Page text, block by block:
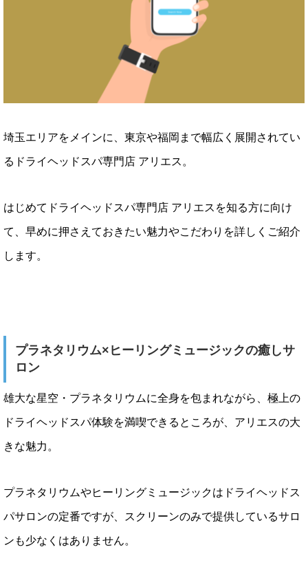
埼玉エリアをメインに、東京や福岡まで幅広く展開されてい
るドライヘッドスパ専門店 アリエス。
はじめてドライヘッドスパ専門店 アリエスを知る方に向け
て、早めに押さえておきたい魅力やこだわりを詳しくご紹介
します。
プラネタリウム×ヒーリングミュージックの癒しサ
ロン
雄大な星空・プラネタリウムに全身を包まれながら、極上の
ドライヘッドスパ体験を満喫できるところが、アリエスの大
きな魅力。
プラネタリウムやヒーリングミュージックはドライヘッドス
パサロンの定番ですが、スクリーンのみで提供しているサロ
ンも少なくはありません。